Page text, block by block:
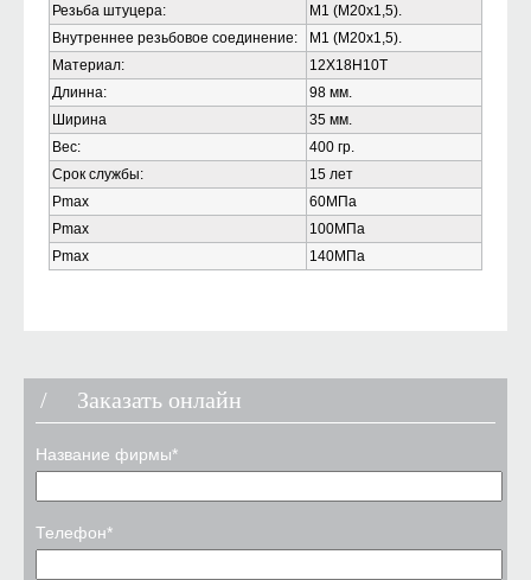
Резьба штуцера:
М1 (М20х1,5).
Внутреннее резьбовое соединение:
М1 (М20х1,5).
Материал:
12Х18Н10Т
Длинна:
98 мм.
Ширина
35 мм.
Вес:
400 гр.
Срок службы:
15 лет
Pmax
60МПа
Pmax
100МПа
Pmax
140МПа
Заказать онлайн
Название фирмы*
Телефон*